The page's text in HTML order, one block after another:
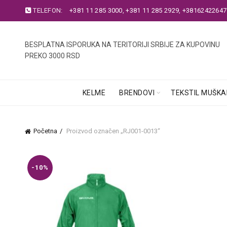
TELEFON: +381 11 285 3000,+381 11 285 2929, +38162422647
BESPLATNA ISPORUKA NA TERITORIJI SRBIJE ZA KUPOVINU
PREKO 3000 RSD
KELME BRENDOVI TEKSTIL
Početna Proizvod označen „RJ001-0013“
-10%